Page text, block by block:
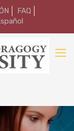
FAQ